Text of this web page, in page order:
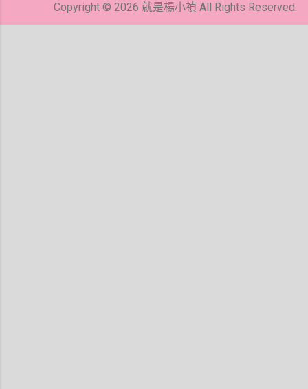
Copyright © 2026 就是楊小禎 All Rights Reserved.